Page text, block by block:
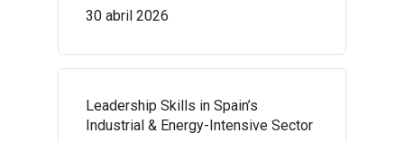
30 abril 2026
Leadership Skills in Spain’s
Industrial & Energy-Intensive Sector